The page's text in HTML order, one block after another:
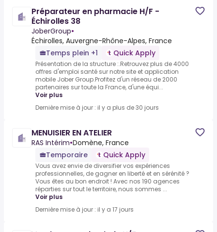
Préparateur en pharmacie H/F -
Échirolles 38
JoberGroup•
Échirolles, Auvergne-Rhône-Alpes, France
Temps plein +1
Quick Apply
Présentation de la structure :.Retrouvez plus de 4000
offres d'emploi santé sur notre site et application
mobile Jober Group.Profitez d'un réseau de 2000
partenaires sur toute la France, d'une équi...
Voir plus
Dernière mise à jour : il y a plus de 30 jours
MENUISIER EN ATELIER
RAS Intérim•Domène, France
Temporaire
Quick Apply
Vous avez envie de diversifier vos expériences
professionnelles, de gagner en liberté et en sérénité ?
Vous êtes au bon endroit ! Avec nos 190 agences
réparties sur tout le territoire, nous sommes ...
Voir plus
Dernière mise à jour : il y a 17 jours